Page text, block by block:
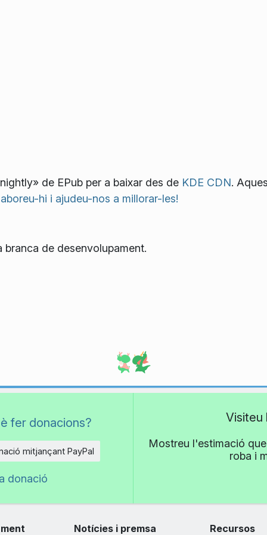
de EPub per a baixar des de KDE CDN.
hi i ajudeu-nos a millorar-les!
de desenvolupament.
fer donacions?
mitjançant PayPal
donació
Visiteu
Mostreu l'estimació
roba i
Notícies i premsa Recursos